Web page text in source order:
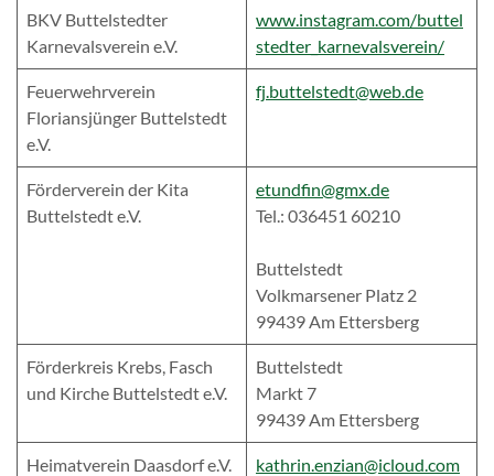
BKV Buttelstedter
Karnevalsverein e.V.
www.instagram.com/buttel
stedter_karnevalsverein/
Feuerwehrverein
Floriansjünger Buttelstedt
e.V.
fj.buttelstedt@web.de
Förderverein der Kita
Buttelstedt e.V.
etundfin@gmx.de
Tel.: 036451 60210
Buttelstedt
Volkmarsener Platz 2
99439 Am Ettersberg
Förderkreis Krebs, Fasch
und Kirche Buttelstedt e.V.
Buttelstedt
Markt 7
99439 Am Ettersberg
Heimatverein Daasdorf e.V.
kathrin.enzian@icloud.com